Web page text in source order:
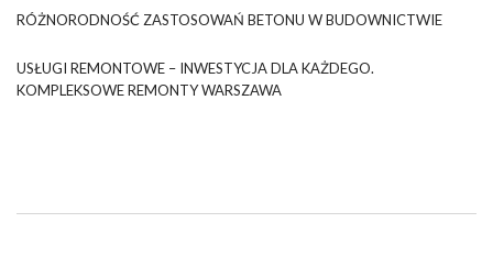
RÓŻNORODNOŚĆ ZASTOSOWAŃ BETONU W BUDOWNICTWIE
USŁUGI REMONTOWE – INWESTYCJA DLA KAŻDEGO.
KOMPLEKSOWE REMONTY WARSZAWA